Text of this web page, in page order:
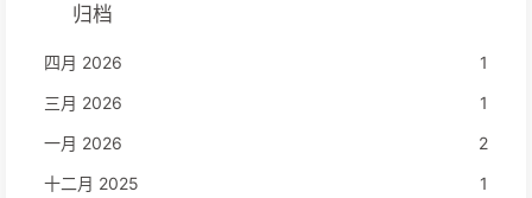
归档
四月 2026
1
三月 2026
1
一月 2026
2
十二月 2025
1